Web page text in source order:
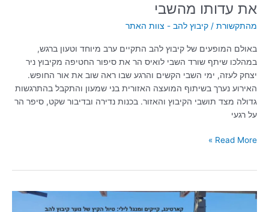
את עדותו מהשבי
מהתקשורת / קיבוץ להב - צוות האתר
באולם המופעים של קיבוץ להב התקיים ערב מיוחד וטעון ברגש,
במהלכו שיתף שורד השבי לואיס הר את סיפור החטיפה מקיבוץ ניר
יצחק לעזה, ימי השבי הקשים והרגע שבו ראה שוב את אור החופש.
האירוע נערך בשיתוף המועצה האזורית בני שמעון והתקבל בהתרגשות
גדולה מצד תושבי הקיבוץ והאזור. בכנות נדירה ובדיבור שקט, סיפר הר
על רגעי
Read More »
נוער